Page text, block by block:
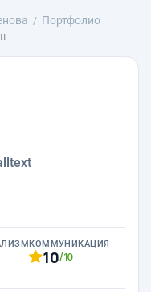
Портфолио
КОММУНИКАЦИЯ
10/10